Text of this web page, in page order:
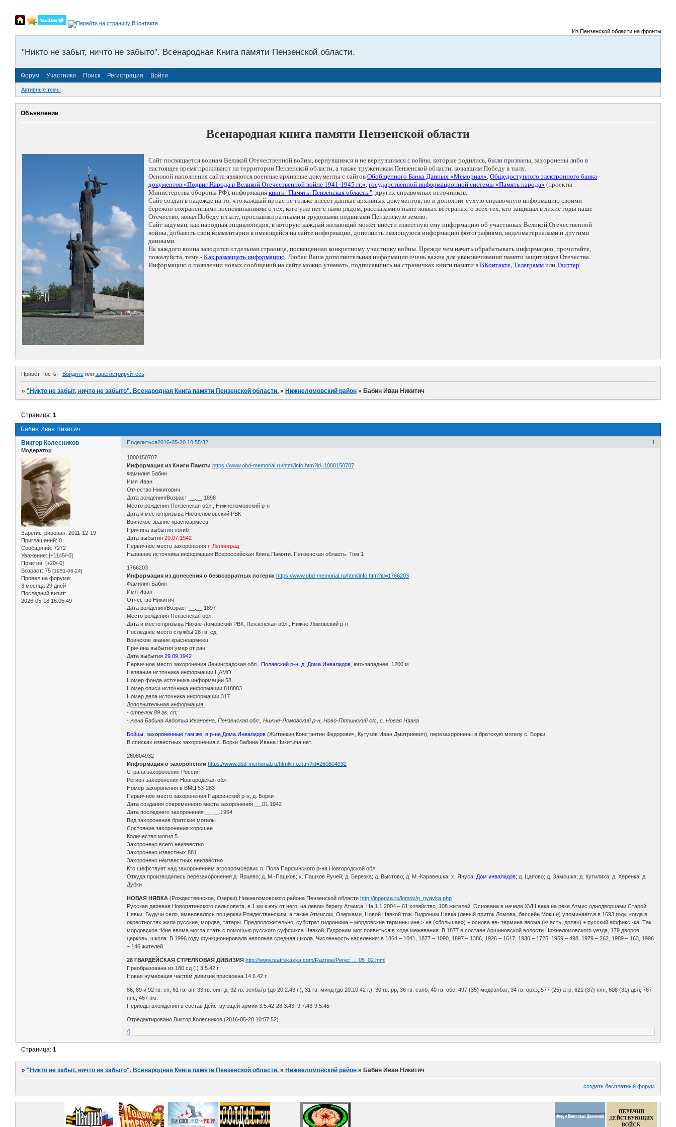
Из Пензенской области на фронты
"Никто не забыт, ничто не забыто". Всенародная Книга памяти Пензенской области.
Форум Участники Поиск Регистрация Войти
Активные темы
Объявление
Всенародная книга памяти Пензенской области
Сайт посвящается воинам Великой Отечественной войны, вернувшимся и не вернувшимся с войны, которые родились, были призваны, захоронены либо в
настоящее время проживают на территории Пензенской области, а также труженикам Пензенской области, ковавшим Победу в тылу.
Основой наполнения сайта являются военные архивные документы с сайтов Обобщенного Банка Данных «Мемориал», Общедоступного электронного банка
документов «Подвиг Народа в Великой Отечественной войне 1941-1945 гг.», государственной информационной системы «Память народа» (проекты
Министерства обороны РФ), информация книги "Память. Пензенская область.", других справочных источников.
Сайт создан в надежде на то, что каждый из нас не только внесёт данные архивных документов, но и дополнит сухую справочную информацию своими
бережно сохраненными воспоминаниями о тех, кого уже нет с нами рядом, рассказами о ныне живых ветеранах, о всех тех, кто защищал в лихие годы наше
Отечество, ковал Победу в тылу, прославлял ратными и трудовыми подвигами Пензенскую землю.
Сайт задуман, как народная энциклопедия, в которую каждый желающий может внести известную ему информацию об участниках Великой Отечественной
войны, добавить свои комментарии к имеющейся на сайте информации, дополнить имеющуюся информацию фотографиями, видеоматериалами и другими
данными.
На каждого воина заводится отдельная страница, посвященная конкретному участнику войны. Прежде чем начать обрабатывать информацию, прочитайте,
пожалуйста, тему - Как размещать информацию. Любая Ваша дополнительная информация очень важна для увековечивания памяти защитников Отечества.
Информацию о появлении новых сообщений на сайте можно узнавать, подписавшись на страничках книги памяти в ВКонтакте, Телеграмм или Твиттер.
Привет, Гость! Войдитеили зарегистрируйтесь.
»"Никто не забыт, ничто не забыто". Всенародная Книга памяти Пензенской области. » Нижнеломовский район » Бабин Иван Никитич
Бабин Иван Никитич
Страница:1
Поделиться 1
2016-05-20 10:55:32
Виктор Колесников
Модератор
Зарегистрирован: 2011-12-19
Приглашений: 0
Сообщений: 7272
Уважение: [+1145/-0]
Позитив: [+20/-0]
Возраст: 75 [1951-06-24]
Провел на форуме:
3 месяца 29 дней
Последний визит:
2026-05-18 16:05:49
1000150707
Информация из Книги Памяти https://www.obd-memorial.ru/html/info.htm?id=1000150707
Фамилия Бабин
Имя Иван
Отчество Никитович
Дата рождения/Возраст __.__.1898
Место рождения Пензенская обл., Нижнеломовский р-н
Дата и место призыва Нижнеломовский РВК
Воинское звание красноармеец
Причина выбытия погиб
Дата выбытия29.07.1942
Первичное место захороненияг. Ленинград
Название источника информации Всероссийская Книга Памяти. Пензенская область. Том 1
1766203
Информация из донесения о безвозвратных потерях https://www.obd-memorial.ru/html/info.htm?id=1766203
Фамилия Бабин
Имя Иван
Отчество Никитич
Дата рождения/Возраст __.__.1897
Место рождения Пензенская обл.
Дата и место призыва Нижне-Ломовский РВК, Пензенская обл., Нижне-Ломовский р-н
Последнее место службы 28 гв. сд
Воинское звание красноармеец
Причина выбытия умер от ран
Дата выбытия29.09.1942
Первичное место захоронения Ленинградская обл.,Полавский р-н, д. Дома Инвалидов, юго-западнее, 1200 м
Название источника информации ЦАМО
Номер фонда источника информации 58
Номер описи источника информации 818883
Номер дела источника информации 317
Дополнительная информация:
- стрелок 89 гв. сп;
- жена Бабина Авдотья Ивановна, Пензенская обл., Нижне-Ломовский р-н, Ново-Пятинский с/с, с. Новая Нявка
Бойцы, захороненные там же, в р-не Дома Инвалидов(Житинкин Константин Федорович, Кутузов Иван Дмитриевич), перезахоронены в братскую могилу с. Борки.
В списках известных захоронения с. Борки Бабина Ивана Никитича нет.
260804932
Информация о захоронении https://www.obd-memorial.ru/html/info.htm?id=260804932
Страна захоронения Россия
Регион захоронения Новгородская обл.
Номер захоронения в ВМЦ 53-283
Первичное место захоронения Парфинский р-н, д. Борки
Дата создания современного места захоронения __.01.1942
Дата последнего захоронения __.__.1964
Вид захоронения братские могилы
Состояние захоронения хорошее
Количество могил 5
Захоронено всего неизвестно
Захоронено известных 881
Захоронено неизвестных неизвестно
Кто шефствует над захоронением агропромсервис п. Пола Парфинского р-на Новгородской обл.
Откуда производились перезахоронения д. Ярцево; д. М.-Пашков; х. Пашков Ручей; д. Березка; д. Выстово; д. М.-Каравешка; х. Януса; Дом инвалидов; д. Цапово; д. Замошка; д. Кутилиха; д. Херенка; д.
Дубки
НОВАЯ НЯВКА (Рождественское, Озерки) Нижнеломовского района Пензенской областиhttp://inpenza.ru/lomov/n_nyavka.php
Русская деревня Новопятинского сельсовета, в 1 км к югу от него, на левом берегу Атмиса. На 1.1.2004 – 61 хозяйство, 108 жителей. Основана в начале XVIII века на реке Атмис однодворцами Старой
Нявки. Будучи село, именовалось по церкви Рождественским, а также Атмисом, Озерками, Новой Нявкой тож. Гидроним Нявка (левый приток Ломова, бассейн Мокши) упоминается в 1693 году, когда в
окрестностях жили русские, мордва, татары. Предположительно, субстрат гидронима – мордовские термины ине > ня («большая») + основа яв- термина явома («часть, доля») + русский аффикс -ка. Так
мордовское *Ине явома могла стать с помощью русского суффикса Нявкой. Гидроним мог появиться в ходе межевания. В 1877 в составе Аршиновской волости Нижнеломовского уезда, 179 дворов,
церковь, школа. В 1996 году функционировала неполная средняя школа. Численность населения: в 1864 – 1041, 1877 – 1090, 1897 – 1386, 1926 – 1617, 1930 – 1725, 1959 – 498, 1979 – 262, 1989 – 163, 1996
– 146 жителей.
28 ГВАРДЕЙСКАЯ СТРЕЛКОВАЯ ДИВИЗИЯ http://www.teatrskazka.com/Raznoe/Perec … 05_02.html
Преобразована из 180 сд (I) 3.5.42 г.
Новая нумерация частям дивизии присвоена 14.6.42 г.
86, 89 и 92 гв. сп, 61 гв. ап, 33 гв. оиптд, 32 гв. зенбатр (до 20.2.43 г.), 31 гв. минд (до 20.10.42 г.), 30 гв. рр, 36 гв. сапб, 40 гв. обс, 497 (35) медсанбат, 34 гв. орхз, 577 (25) атр, 621 (37) пхп, 608 (31) двл, 787
ппс, 467 пкг.
Периоды вхождения в состав Действующей армии 3.5.42-28.3.43, 9.7.43-9.5.45
Отредактировано Виктор Колесников (2016-05-20 10:57:52)
0
Страница:1
»"Никто не забыт, ничто не забыто". Всенародная Книга памяти Пензенской области. » Нижнеломовский район » Бабин Иван Никитич
создать бесплатный форум